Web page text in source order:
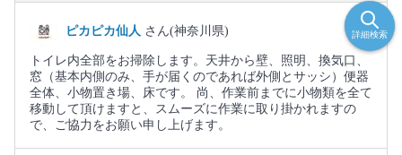
ピカピカ仙人 さん(神奈川県)
トイレ内全部をお掃除します。天井から壁、照明、換気口、
窓（基本内側のみ、手が届くのであれば外側とサッシ）便器
全体、小物置き場、床です。 尚、作業前までに小物類を全て
移動して頂けますと、スムーズに作業に取り掛かれますの
で、ご協力をお願い申し上げます。
詳細検索